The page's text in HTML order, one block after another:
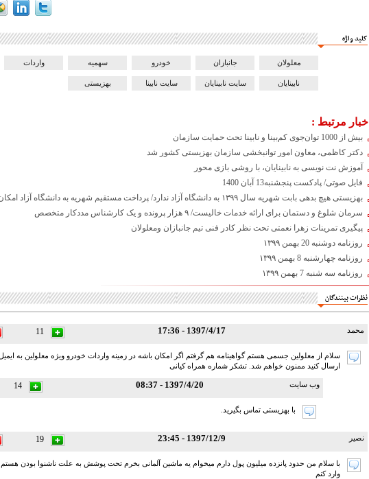
کلید واژه
معلولان جانبازان خودرو سهمیه واردات
نابینایان سایت نابینایان سایت نابینا بهزیستی
اخبار مرتبط :
بیش از 1000 توان‌جوی کم‌بینا و نابینا تحت حمایت سازمان
دکتر کاظمی، معاون امور توانبخشی سازمان بهزیستی کشور شد
آموزش نت نویسی به نابینایان، با روشی بازی محور
فایل صوتی/ پادکست پنجشنبه13 آبان 1400
بهزیستی هیچ بدهی بابت شهریه سال ۱۳۹۹ به دانشگاه آزاد ندارد/ پرداخت مستقیم شهریه به دانشگاه آزاد امکان پذیر شد
سرمان شلوغ و دستمان برای ارائه خدمات خالیست/ ۹ هزار پرونده و یک کارشناس مددکار متخصص
پیگیری تمرینات زهرا نعمتی تحت نظر کادر فنی تیم جانبازان ومعلولان
روزنامه دوشنبه 20 بهمن ۱۳۹۹
روزنامه چهارشنبه 8 بهمن ۱۳۹۹
روزنامه سه شنبه 7 بهمن ۱۳۹۹
نظرات بینندگان
محمد 1397/4/17 - 17:36
11
سلام از معلولین جسمی هستم گواهینامه هم گرفتم اگر امکان باشه در زمینه واردات خودرو ویژه معلولین به
ارسال کنید ممنون خواهم شد. تشکر شماره همراه کیانی
وب سایت 1397/4/20 - 08:37
14
با بهزیستی تماس بگیرید.
نصیر 1397/12/9 - 23:45
19
با سلام من حدود پانزده میلیون پول دارم میخوام یه ماشین آلمانی بخرم تحت پوشش به علت ناشنوا بودن هستم
وارد کنم